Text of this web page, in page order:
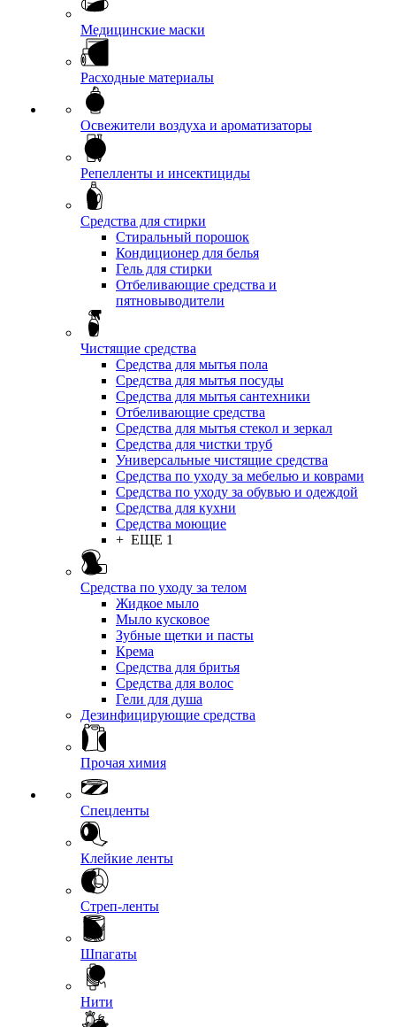
Медицинские маски
Расходные материалы
Освежители воздуха и ароматизаторы
Репелленты и инсектициды
Средства для стирки
Стиральный порошок
Кондиционер для белья
Гель для стирки
Отбеливающие средства и
пятновыводители
Чистящие средства
Средства для мытья пола
Средства для мытья посуды
Средства для мытья сантехники
Отбеливающие средства
Средства для мытья стекол и зеркал
Средства для чистки труб
Универсальные чистящие средства
Средства по уходу за мебелью и коврами
Средства по уходу за обувью и одеждой
Средства для кухни
Средства моющие
+ ЕЩЕ 1
Средства по уходу за телом
Жидкое мыло
Мыло кусковое
Зубные щетки и пасты
Крема
Средства для бритья
Средства для волос
Гели для душа
Дезинфицирующие средства
Прочая химия
Спецленты
Клейкие ленты
Стреп-ленты
Шпагаты
Нити